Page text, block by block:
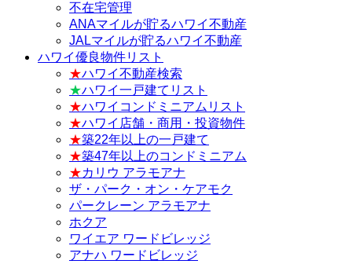
不在宅管理
ANAマイルが貯るハワイ不動産
JALマイルが貯るハワイ不動産
ハワイ優良物件リスト
★ハワイ不動産検索
★ハワイ一戸建てリスト
★ハワイコンドミニアムリスト
★ハワイ店舗・商用・投資物件
★築22年以上の一戸建て
★築47年以上のコンドミニアム
★カリウ アラモアナ
ザ・パーク・オン・ケアモク
パークレーン アラモアナ
ホクア
ワイエア ワードビレッジ
アナハ ワードビレッジ